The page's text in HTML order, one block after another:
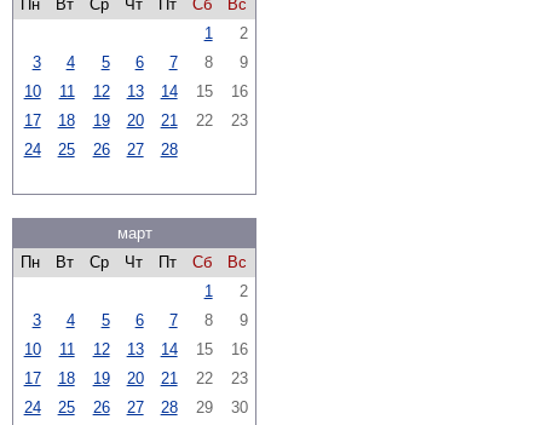
Пн Вт Ср Чт Пт Сб
Вс
1
2
3
4 5 6 7 8
9
10
11 12 13 14 15
16
17
18 19 20 21 22
23
24
25 26 27 28
март
Пн
Вт Ср Чт Пт Сб
Вс
1
2
3
4 5 6 7 8
9
10
11 12 13 14 15
16
17
18 19 20 21 22
23
24
25 26 27 28 29
30